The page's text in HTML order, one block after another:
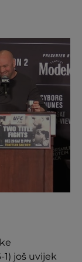
1) još uvijek